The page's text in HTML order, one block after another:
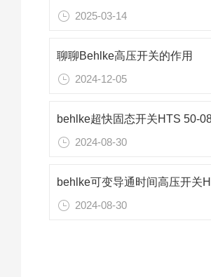
2025-03-14
聊聊Behlke高压开关的作用
2024-12-05
2024-08-30
2024-08-30